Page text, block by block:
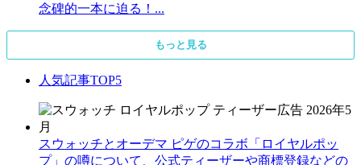
念碑的一本に迫る！...
もっと見る
人気記事TOP5
スウォッチとオーデマ ピゲのコラボ「ロイヤルポッ
プ」の噂について、公式ティーザーや商標登録などの